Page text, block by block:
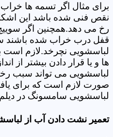
برای مثال اگر تسمه ها خراب
نقص فنی شده باشد این
رخ می دهد.همچنین اگر
قفل درب خراب شده باشند
لباسشویی نچرخد.لازم است
ها و یا قرار دادن بیشتر از
لباسشویی می تواند سبب
صورت لازم است که برای
لباسشویی سامسونگ در دیلم
تعمیر نشت دادن آب از